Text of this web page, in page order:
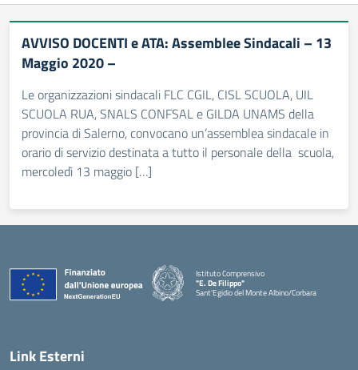
AVVISO DOCENTI e ATA: Assemblee Sindacali – 13
Maggio 2020 –
Le organizzazioni sindacali FLC CGIL, CISL SCUOLA, UIL
SCUOLA RUA, SNALS CONFSAL e GILDA UNAMS della
provincia di Salerno, convocano un’assemblea sindacale in
orario di servizio destinata a tutto il personale della scuola,
mercoledì 13 maggio […]
Istituto Comprensivo
"E. De Filippo"
Sant'Egidio del Monte Albino/Corbara
Link Esterni